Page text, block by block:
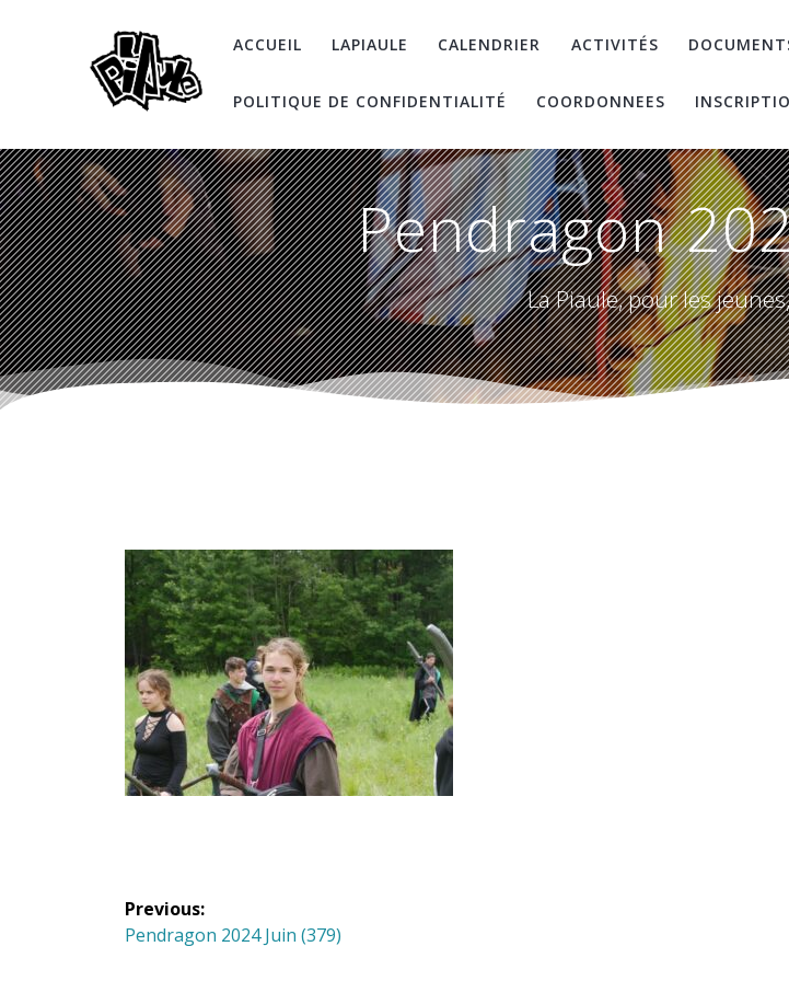
ACCUEIL LAPIAULE CALENDRIER ACTIVITÉS
POLITIQUE DE CONFIDENTIALITÉ COORDONNEES
Pendragon
La Piaule, pour les
Navigation
de
Previous:
Previous
Pendragon 2024 Juin (379)